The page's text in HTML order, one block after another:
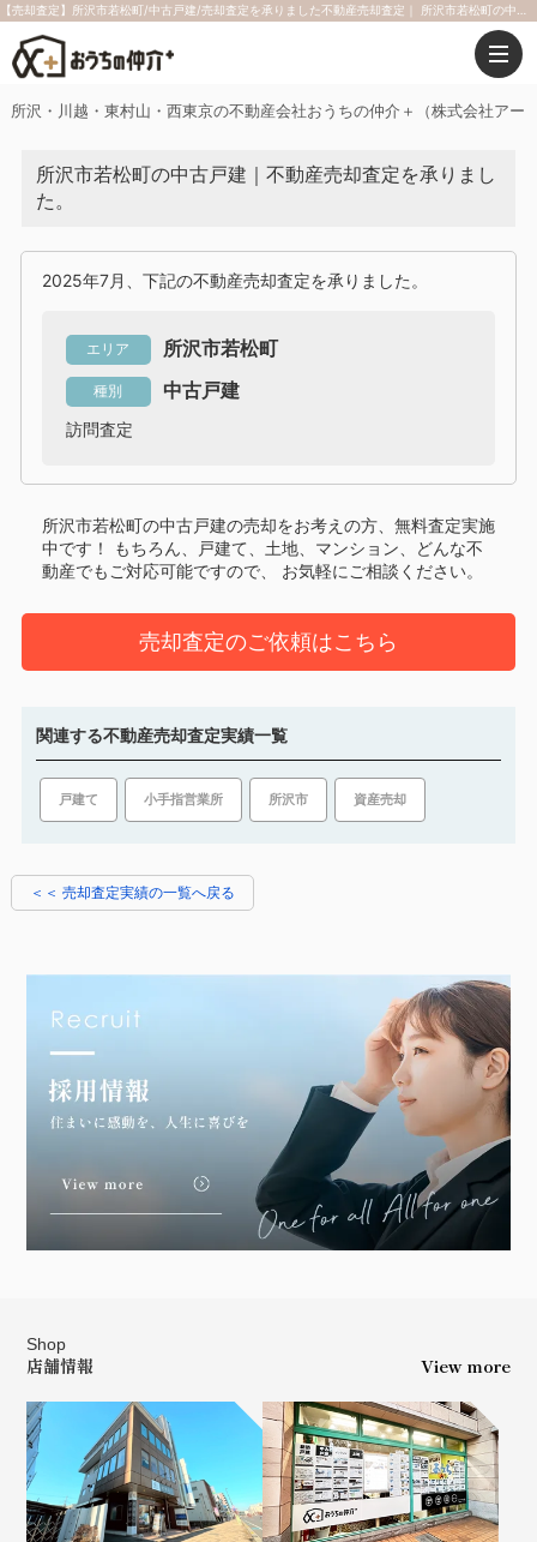
所沢・川越・東村山・西東京の不動産会社おうちの仲介＋（株式会社アー
所沢市若松町の中古戸建｜不動産売却査定を承りまし
た。
2025年7月、下記の不動産売却査定を承りました。
エリア 所沢市若松町
種別 中古戸建
訪問査定
所沢市若松町の中古戸建の売却をお考えの方、無料査定実施
中です！
もちろん、戸建て、土地、マンション、どんな不
動産でもご対応可能ですので、 お気軽にご相談ください。
売却査定のご依頼はこちら
関連する不動産売却査定実績一覧
戸建て 小手指営業所 所沢市 資産売却
＜＜ 売却査定実績の一覧へ戻る
Shop
店舗情報 View more